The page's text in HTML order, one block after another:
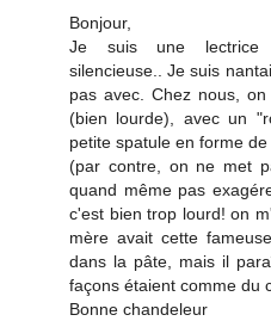
Bonjour,
Je suis une lectrice
silencieuse.. Je suis
pas avec. Chez nous,
(bien lourde), avec un
petite spatule en forme
(par contre, on ne met
quand même pas
c'est bien trop lourd! on
mère avait cette
dans la pâte, mais il
façons étaient comme du
Bonne chandeleur